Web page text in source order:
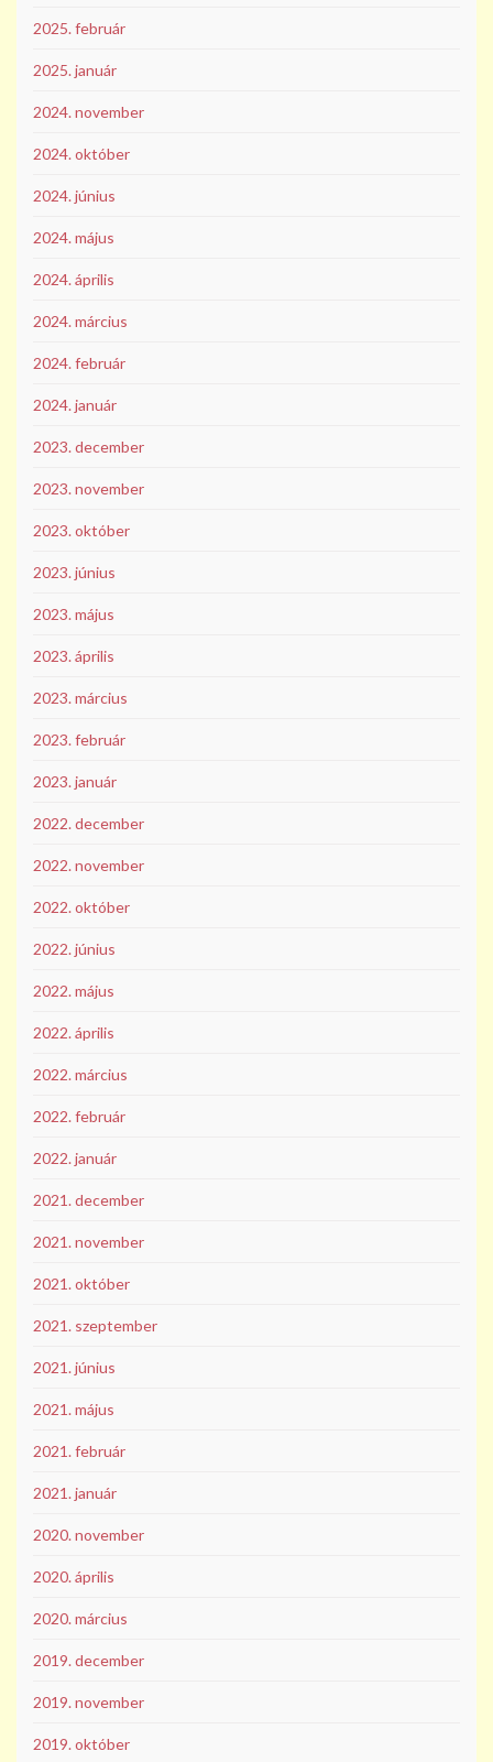
2025. február
2025. január
2024. november
2024. október
2024. június
2024. május
2024. április
2024. március
2024. február
2024. január
2023. december
2023. november
2023. október
2023. június
2023. május
2023. április
2023. március
2023. február
2023. január
2022. december
2022. november
2022. október
2022. június
2022. május
2022. április
2022. március
2022. február
2022. január
2021. december
2021. november
2021. október
2021. szeptember
2021. június
2021. május
2021. február
2021. január
2020. november
2020. április
2020. március
2019. december
2019. november
2019. október